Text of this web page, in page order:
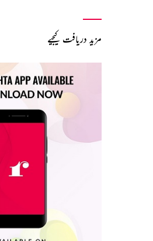
مزید دریافت کیجیے